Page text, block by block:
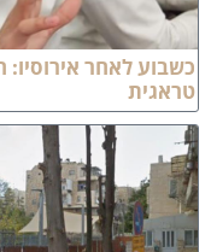
לאחר אירוסיו: